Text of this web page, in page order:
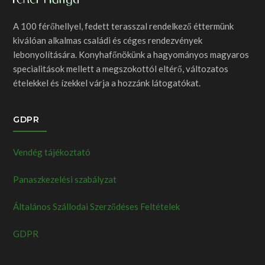
A 100 férőhellyel, fedett terasszal rendelkező éttermünk
kiválóan alkalmas családi és céges rendezvények
lebonyolítására. Konyhafőnökünk a hagyományos magyaros
specialitások mellett a megszokottól eltérő, változatos
ételekkel és ízekkel várja a hozzánk látogatókat.
GDPR
Vendég tájékoztató
Panaszkezelési szabályzat
Általános Szállodai Szerződéses Feltételek
GDPR